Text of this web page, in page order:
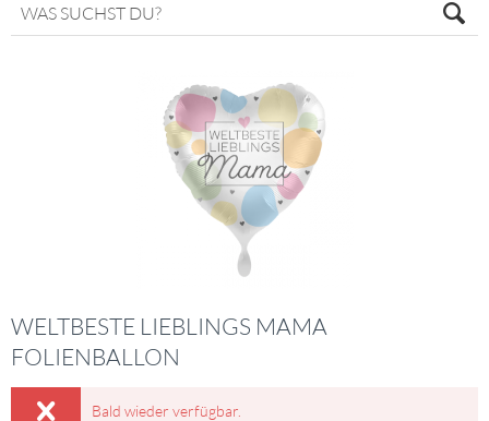
WELTBESTE LIEBLINGS MAMA
FOLIENBALLON
Bald wieder verfügbar.